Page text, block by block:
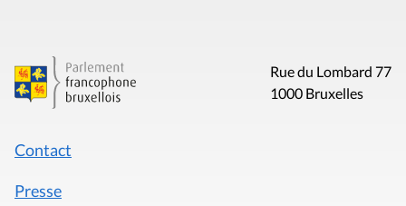
Rue du Lombard 77
1000 Bruxelles
Contact
Presse